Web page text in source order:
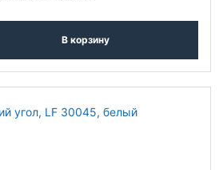
В корзину